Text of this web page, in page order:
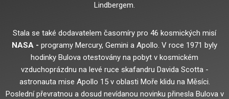
Lindbergem.
Stala se také dodavatelem časomíry pro 46 kosmických misí
NASA - programy Mercury, Gemini a Apollo. V roce 1971 byly
hodinky Bulova otestovány na pobyt v kosmickém
vzduchoprázdnu na levé ruce skafandru Davida Scotta -
astronauta mise Apollo 15 v oblasti Moře klidu na Měsíci.
Poslední převratnou a dosud nevídanou novinku přinesla Bulova v